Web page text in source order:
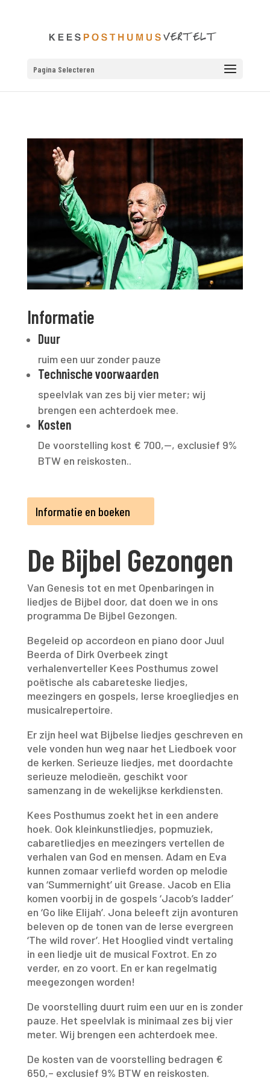
Pagina Selecteren
Informatie
Duur
ruim een uur zonder pauze
Technische voorwaarden
speelvlak van zes bij vier meter; wij
brengen een achterdoek mee.
Kosten
De voorstelling kost € 700,--, exclusief 9%
BTW en reiskosten..
Informatie en boeken
De Bijbel Gezongen
Van Genesis tot en met Openbaringen in
liedjes de Bijbel door, dat doen we in ons
programma De Bijbel Gezongen.
Begeleid op accordeon en piano door Juul
Beerda of Dirk Overbeek zingt
verhalenverteller Kees Posthumus zowel
poëtische als cabareteske liedjes,
meezingers en gospels, Ierse kroegliedjes en
musicalrepertoire.
Er zijn heel wat Bijbelse liedjes geschreven en
vele vonden hun weg naar het Liedboek voor
de kerken. Serieuze liedjes, met doordachte
serieuze melodieën, geschikt voor
samenzang in de wekelijkse kerkdiensten.
Kees Posthumus zoekt het in een andere
hoek. Ook kleinkunstliedjes, popmuziek,
cabaretliedjes en meezingers vertellen de
verhalen van God en mensen. Adam en Eva
kunnen zomaar verliefd worden op melodie
van ‘Summernight’ uit Grease. Jacob en Elia
komen voorbij in de gospels ‘Jacob’s ladder’
en ‘Go like Elijah’. Jona beleeft zijn avonturen
beleven op de tonen van de Ierse evergreen
‘The wild rover’. Het Hooglied vindt vertaling
in een liedje uit de musical Foxtrot. En zo
verder, en zo voort. En er kan regelmatig
meegezongen worden!
De voorstelling duurt ruim een uur en is zonder
pauze. Het speelvlak is minimaal zes bij vier
meter. Wij brengen een achterdoek mee.
De kosten van de voorstelling bedragen €
650,– exclusief 9% BTW en reiskosten.